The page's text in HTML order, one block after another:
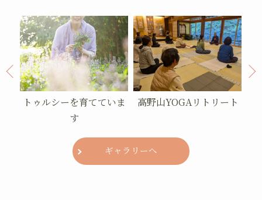
高野山YOGAリトリート Namaste
ギャラリーへ